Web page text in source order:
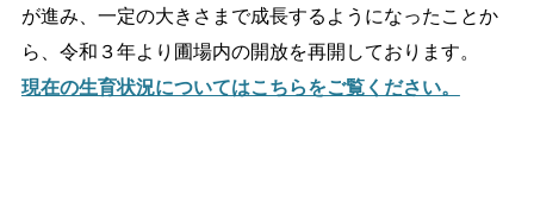
が進み、一定の大きさまで成長するようになったことか
ら、令和３年より圃場内の開放を再開しております。
現在の生育状況についてはこちらをご覧ください。